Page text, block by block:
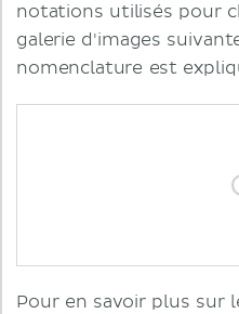
notations utilisés pour
galerie d'images
nomenclature est
Pour en savoir plus sur